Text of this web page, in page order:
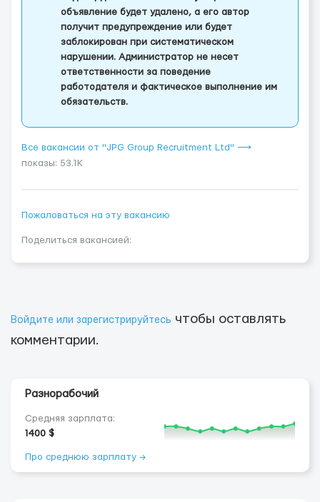
объявление будет удалено, а его автор
получит предупреждение или будет
заблокирован при систематическом
нарушении. Администратор не несет
ответственности за поведение
работодателя и фактическое выполнение им
обязательств.
Все вакансии от "JPG Group Recruitment Ltd" ⟶
показы: 53.1K
Пожаловаться на эту вакансию
Поделиться вакансией:
Войдите или зарегистрируйтесь чтобы оставлять
комментарии.
Разнорабочий
Средняя зарплата:
1400 $
Про среднюю зарплату →